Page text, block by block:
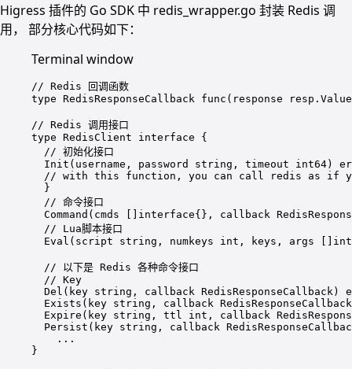
Higress 插件的 Go SDK 中 redis_wrapper.go 封装 Redis 调
用， 部分核心代码如下：
Terminal window
// Redis
回调函数
type RedisResponseCallback func ( response resp.Value
// Redis 调用接口
type RedisClient interface
{
// 初始化接口
Init(username,
password string, timeout int64)
// with this function, you can call redis as if
}
// 命令接口
Command(cmds []interface{}, callback
//
Lua脚本接口
Eval(script
string, numkeys int, keys, args
// 以下是 Redis 各种命令接口
// Key
Del(key string, callback RedisResponseCallback )
Exists(key string, callback RedisResponseCallback
Expire(key string, ttl int, callback
Persist(key string, callback
...
}